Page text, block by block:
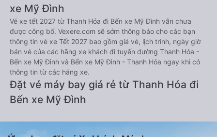
xe Mỹ Đình
Vé xe tết 2027 từ Thanh Hóa đi Bến xe Mỹ Đình vẫn chưa
được công bố. Vexere.com sẽ sớm thông báo cho các bạn
thông tin vé xe Tết 2027 bao gồm giá vé, lịch trình, ngày giờ
bán vé của các hãng xe khách đi tuyến đường Thanh Hóa -
Bến xe Mỹ Đình và Bến xe Mỹ Đình - Thanh Hóa ngay khi có
thông tin từ các hãng xe.
Đặt vé máy bay giá rẻ từ Thanh Hóa đi
Bến xe Mỹ Đình